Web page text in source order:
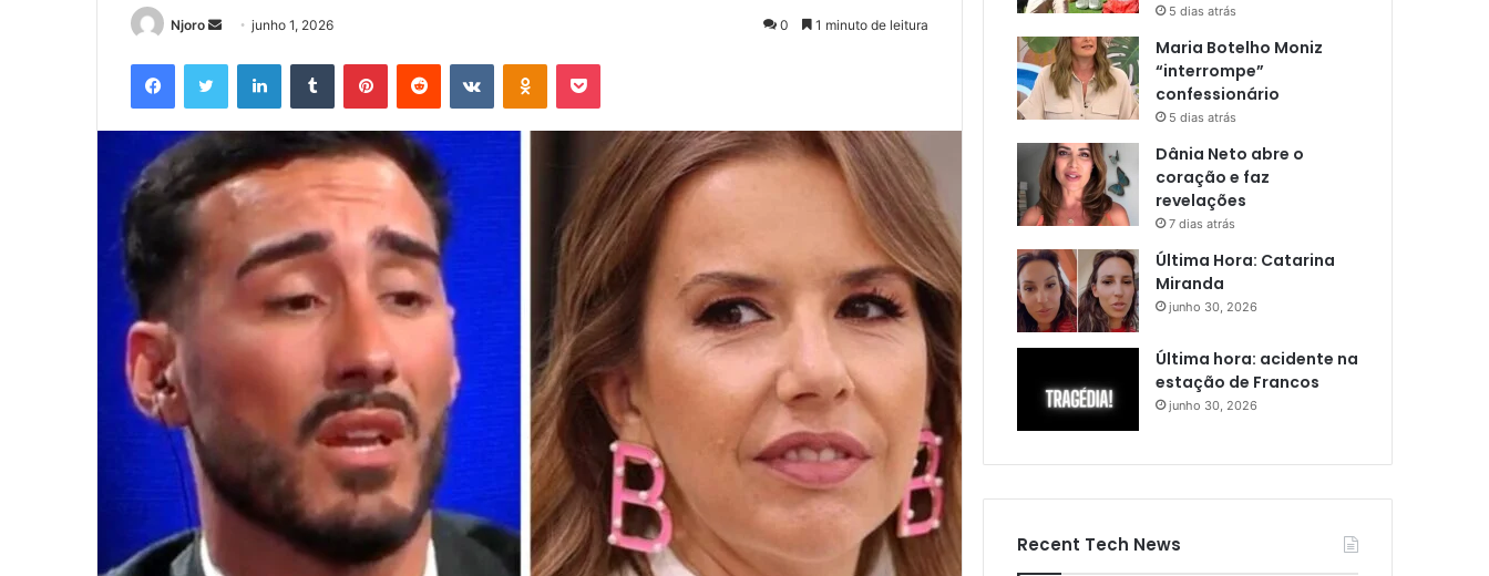
Njoro
Mande
mail
junho 1, 2026 0 1 minuto de leitura
FacebookTwitter LinkedinTumblr PinterestReddit VK OK Pocket
5 dias atrás
Maria Botelho Moniz
“interrompe”
confessionário
5 dias atrás
Dânia Neto abre o
coração e faz
revelações
7 dias atrás
Última Hora: Catarina
Miranda
junho 30, 2026
Última hora: acidente na
estação de Francos
junho 30, 2026
Recent Tech News